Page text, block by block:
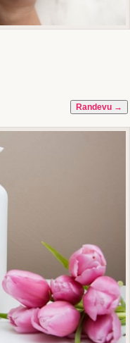
Randevu →